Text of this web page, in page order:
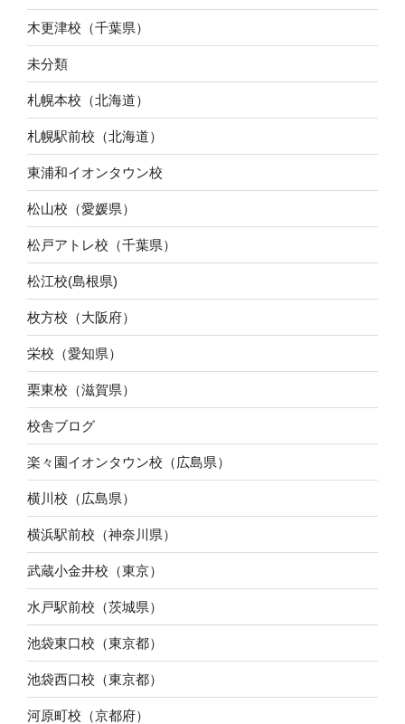
木更津校（千葉県）
未分類
札幌本校（北海道）
札幌駅前校（北海道）
東浦和イオンタウン校
松山校（愛媛県）
松戸アトレ校（千葉県）
松江校(島根県)
枚方校（大阪府）
栄校（愛知県）
栗東校（滋賀県）
校舎ブログ
楽々園イオンタウン校（広島県）
横川校（広島県）
横浜駅前校（神奈川県）
武蔵小金井校（東京）
水戸駅前校（茨城県）
池袋東口校（東京都）
池袋西口校（東京都）
河原町校（京都府）